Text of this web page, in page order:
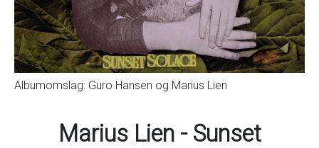
Albumomslag: Guro Hansen og Marius Lien
Marius Lien - Sunset